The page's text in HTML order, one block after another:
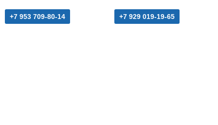
+7 953 709-80-14 +7 929 019-19-65